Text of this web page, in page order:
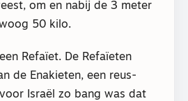
om en nabij de 3 meter
50 kilo.
Refaïet. De Refaïeten
de Enakieten, een reus-
Israël zo bang was dat